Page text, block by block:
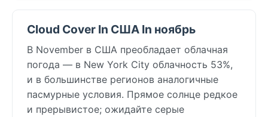
Cloud Cover In США In ноябрь
В November в США преобладает облачная
погода — в New York City облачность 53%,
и в большинстве регионов аналогичные
пасмурные условия. Прямое солнце редкое
и прерывистое; ожидайте серые